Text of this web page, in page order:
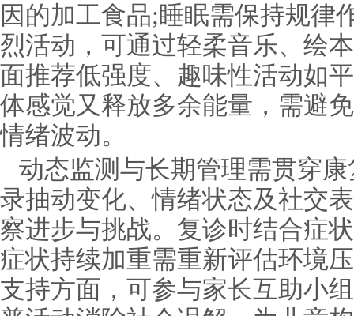
因的加工食品;睡眠需保持规律
烈活动，可通过轻柔音乐、绘
面推荐低强度、趣味性活动如
体感觉又释放多余能量，需避
情绪波动。
动态监测与长期管理需贯穿
录抽动变化、情绪状态及社交
察进步与挑战。复诊时结合症
症状持续加重需重新评估环境
支持方面，可参与家长互助小